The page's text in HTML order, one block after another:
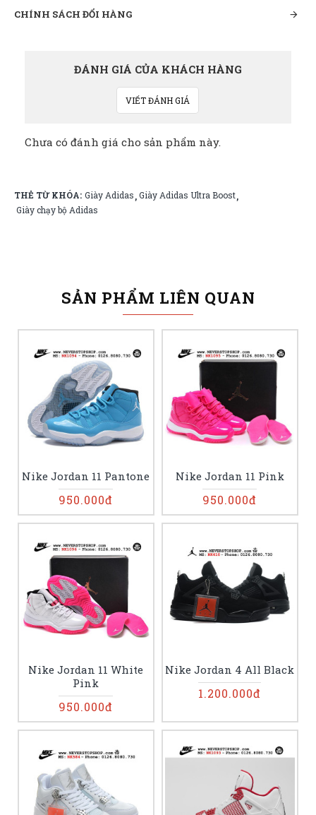
CHÍNH SÁCH ĐỔI HÀNG
ĐÁNH GIÁ CỦA KHÁCH HÀNG
VIẾT ĐÁNH GIÁ
Chưa có đánh giá cho sản phẩm này.
THẺ TỪ KHÓA: Giày Adidas,Giày Adidas Ultra Boost,
Giày chạy bộ Adidas
SẢN PHẨM LIÊN QUAN
Nike Jordan 11 Pantone
950.000đ
Nike Jordan 11 Pink
950.000đ
Nike Jordan 11 White
Pink
950.000đ
Nike Jordan 4 All Black
1.200.000đ